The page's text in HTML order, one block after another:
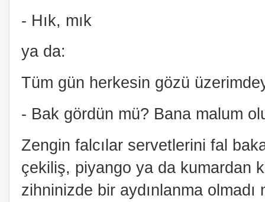
- Hık, mık
ya da:
Tüm gün herkesin gözü
- Bak gördün mü? Bana malum
Zengin falcılar servetlerini fal
çekiliş, piyango ya da kumardan
zihninizde bir aydınlanma